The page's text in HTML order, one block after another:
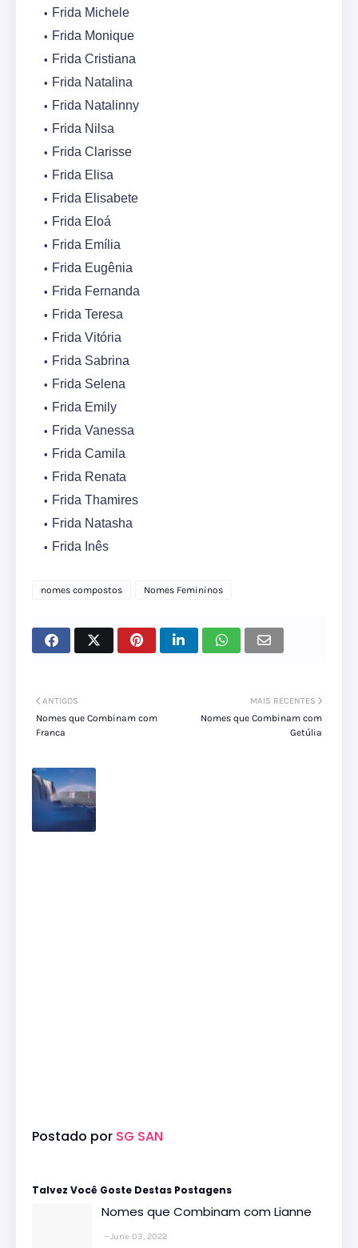
Frida Michele
Frida Monique
Frida Cristiana
Frida Natalina
Frida Natalinny
Frida Nilsa
Frida Clarisse
Frida Elisa
Frida Elisabete
Frida Eloá
Frida Emília
Frida Eugênia
Frida Fernanda
Frida Teresa
Frida Vitória
Frida Sabrina
Frida Selena
Frida Emily
Frida Vanessa
Frida Camila
Frida Renata
Frida Thamires
Frida Natasha
Frida Inês
nomes compostos Nomes Femininos
MAIS RECENTES
Nomes que Combinam com
Getúlia
ANTIGOS
Nomes que Combinam com
Franca
Postado por SG SAN
Talvez Você Goste Destas Postagens
Nomes que Combinam com Lianne
June 03, 2022